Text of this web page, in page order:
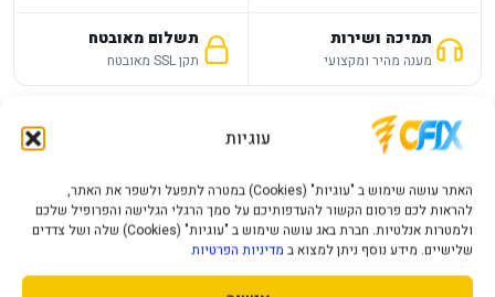
עוגיות
האתר עושה שימוש ב "עוגיות" (Cookies) במטרה לתפעל ולשפר את האתר,
להראות לכם פרסום הקשור להעדפותיכם על סמך הרגלי הגלישה והפרופיל שלכם
ולמטרות אנלטיות. חברת באג עושה שימוש ב "עוגיות" (Cookies) שלה ושל צדדים
שלישיים. מידע נוסף ניתן למצוא ב מדיניות הפרטיות
תמיכה ושירות
מענה מהיר ומקצועי
תשלום מאובטח
תקן SSL מאובטח
תיאור מוצר מפרט טכני שאלות נפוצות
מפרט
PS5 Console Mgm PlayStation 5 Slim 1TB